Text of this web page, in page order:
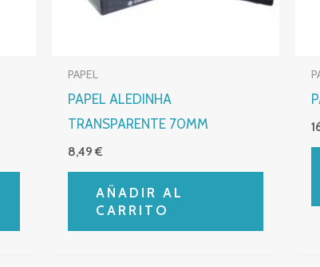
PAPEL
PAPEL ALEDINHA
TRANSPARENTE 70MM
8,49€
AÑADIR AL
CARRITO